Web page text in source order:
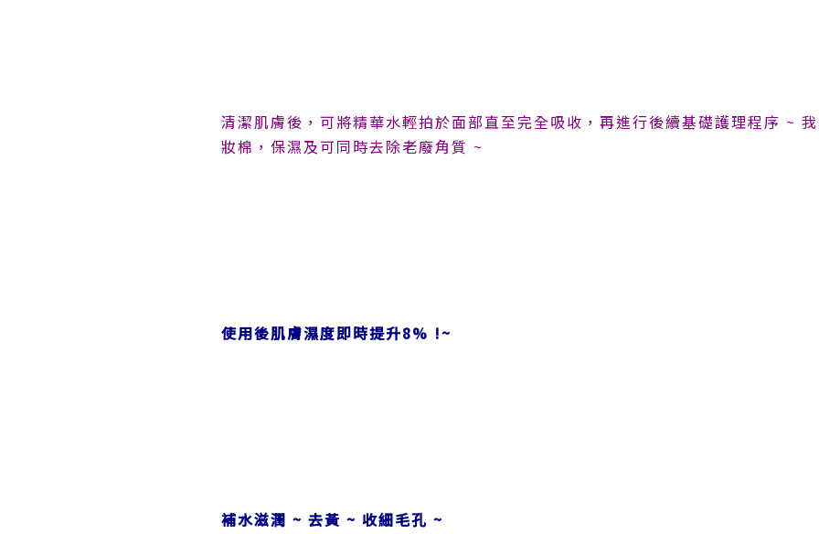
清潔肌膚後，可將精華水輕拍於面部直至完全吸收，再進行後續基礎護理程序 ~
妝棉，保濕及可同時去除老廢角質 ~
使用後肌膚濕度即時提升8% !~
補水滋潤 ~ 去黃 ~ 收細毛孔 ~